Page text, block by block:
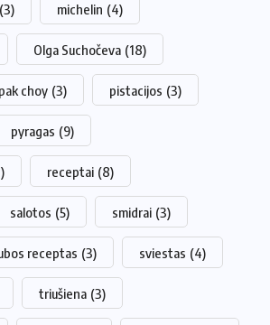
(3) michelin (4)
Olga Suchočeva (18)
pak choy (3) pistacijos (3)
pyragas (9)
receptai (8)
salotos (5) smidrai (3)
receptas (3) sviestas (4)
triušiena (3)